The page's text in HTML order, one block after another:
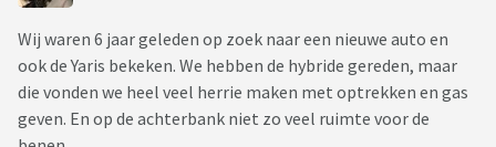
Wij waren 6 jaar geleden op zoek naar een nieuwe auto en
ook de Yaris bekeken. We hebben de hybride gereden, maar
die vonden we heel veel herrie maken met optrekken en gas
geven. En op de achterbank niet zo veel ruimte voor de